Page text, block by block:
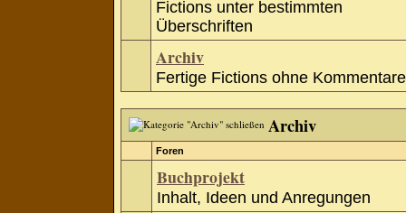
Fictions unter bestimmten
Überschriften
Archiv
Fertige Fictions ohne Kommentare
Archiv
Foren
Buchprojekt
Inhalt, Ideen und Anregungen